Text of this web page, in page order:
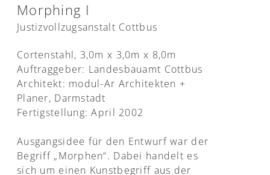
Morphing I
Justizvollzugsanstalt Cottbus
Cortenstahl, 3,0m x 3,0m x 8,0m
Auftraggeber: Landesbauamt Cottbus
Architekt: modul-Ar Architekten +
Planer, Darmstadt
Fertigstellung: April 2002
Ausgangsidee für den Entwurf war der
Begriff „Morphen“. Dabei handelt es
sich um einen Kunstbegriff aus der